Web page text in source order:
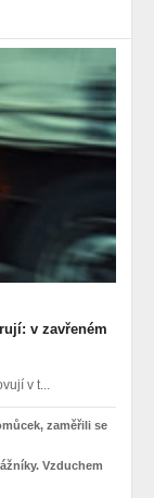
v zavřeném
v t...
zaměřili se
Vzduchem